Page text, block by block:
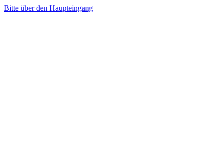
Bitte über den Haupteingang